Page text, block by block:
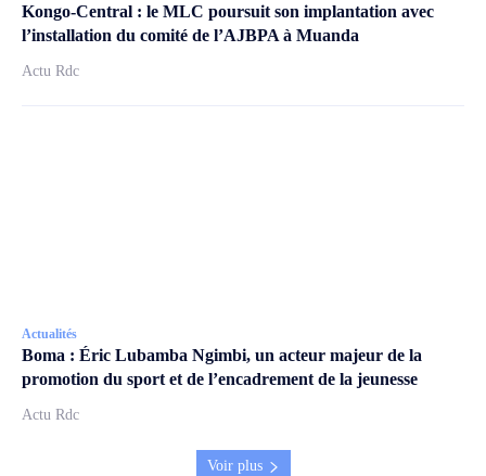
Kongo-Central : le MLC poursuit son implantation avec
l’installation du comité de l’AJBPA à Muanda
Actu Rdc
Actualités
Boma : Éric Lubamba Ngimbi, un acteur majeur de la
promotion du sport et de l’encadrement de la jeunesse
Actu Rdc
Voir plus